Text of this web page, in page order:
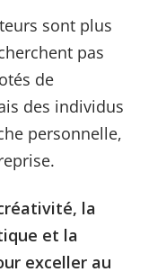
sont plus
pas
de
des individus
personnelle,
la
et la
exceller au